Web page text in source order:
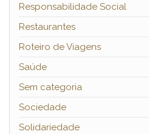
Responsabilidade Social
Restaurantes
Roteiro de Viagens
Saúde
Sem categoria
Sociedade
Solidariedade